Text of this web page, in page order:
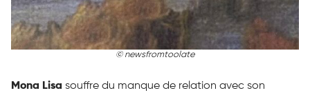
© newsfromtoolate
Mona Lisa souffre du manque de relation avec son